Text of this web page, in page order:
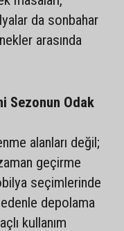
da sonbahar
arasında
Sezonun Odak
alanları değil;
geçirme
seçimlerinde
depolama
kullanım